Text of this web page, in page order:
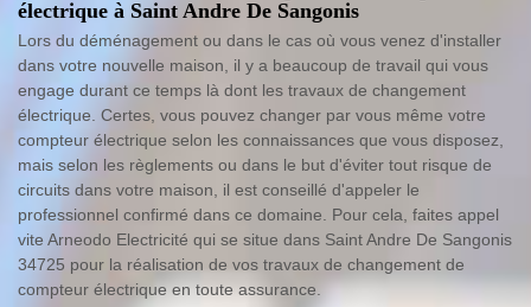
électrique à Saint Andre De Sangonis
Lors du déménagement ou dans le cas où vous venez d'installer
dans votre nouvelle maison, il y a beaucoup de travail qui vous
engage durant ce temps là dont les travaux de changement
électrique. Certes, vous pouvez changer par vous même votre
compteur électrique selon les connaissances que vous disposez,
mais selon les règlements ou dans le but d'éviter tout risque de
circuits dans votre maison, il est conseillé d'appeler le
professionnel confirmé dans ce domaine. Pour cela, faites appel
vite Arneodo Electricité qui se situe dans Saint Andre De Sangonis
34725 pour la réalisation de vos travaux de changement de
compteur électrique en toute assurance.